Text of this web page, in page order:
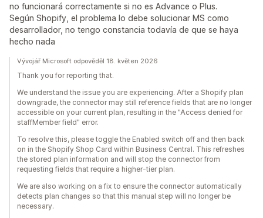
no funcionará correctamente si no es Advance o Plus.
Según Shopify, el problema lo debe solucionar MS como
desarrollador, no tengo constancia todavía de que se haya
hecho nada
Vývojář Microsoft odpověděl 18. květen 2026
Thank you for reporting that.
We understand the issue you are experiencing. After a Shopify plan
downgrade, the connector may still reference fields that are no longer
accessible on your current plan, resulting in the "Access denied for
staffMember field" error.
To resolve this, please toggle the Enabled switch off and then back
on in the Shopify Shop Card within Business Central. This refreshes
the stored plan information and will stop the connector from
requesting fields that require a higher-tier plan.
We are also working on a fix to ensure the connector automatically
detects plan changes so that this manual step will no longer be
necessary.